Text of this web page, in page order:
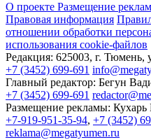
О проекте Размещение
Правовая информация
отношении обработки
использования cookie-файлов
Редакция: 625003, г. Тюмень,
+7 (3452) 699-691
Главный редактор: Бегун
+7 (3452) 699-691
Размещение рекламы:
+7-919-951-35-94, +7 (3452)
reklama@megatyumen.ru